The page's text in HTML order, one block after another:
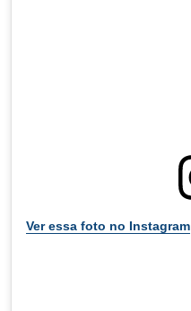
Ver essa foto no Instagram